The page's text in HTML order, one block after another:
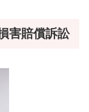
害賠償訴訟